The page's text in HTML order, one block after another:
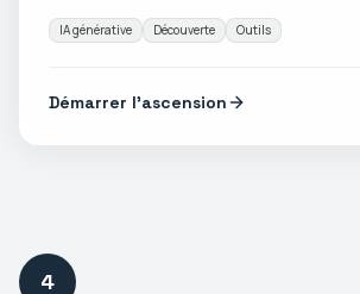
IA générative Découverte Outils
Démarrer l'ascension
4